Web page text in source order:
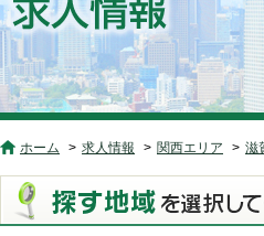
ホーム 求人情報 関西エリア 滋